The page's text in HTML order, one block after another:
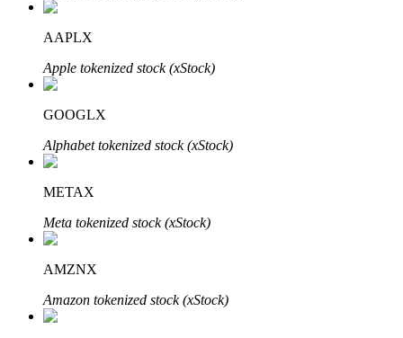
Bitrue Партнеры
Партнеры Bitrue
До 65% комиссии!
AAPLX
Apple tokenized stock (xStock)
GOOGLX
Alphabet tokenized stock (xStock)
METAX
Meta tokenized stock (xStock)
AMZNX
Amazon tokenized stock (xStock)